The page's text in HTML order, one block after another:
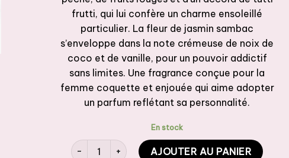
frutti, qui lui confère un charme ensoleillé
particulier. La fleur de jasmin sambac
s’enveloppe dans la note crémeuse de noix de
coco et de vanille, pour un pouvoir addictif
sans limites. Une fragrance conçue pour la
femme coquette et enjouée qui aime adopter
un parfum reflétant sa personnalité.
En stock
quantité de ZARA Parfum Femme Wonder Rose, 100 ml
AJOUTER AU PANIER